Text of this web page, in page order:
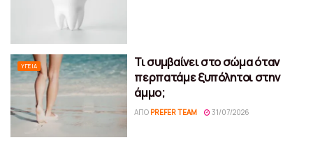
ΥΓΕΊΑ
Τι συμβαίνει στο σώμα όταν
περπατάμε ξυπόλητοι στην
άμμο;
ΑΠΌ PREFER TEAM 31/07/2026